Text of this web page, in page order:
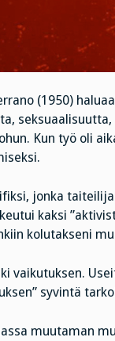
(1950)
Kun työ oli
jonka
kaksi
kolutakseni
vaikutuksen.
syvintä
muutaman